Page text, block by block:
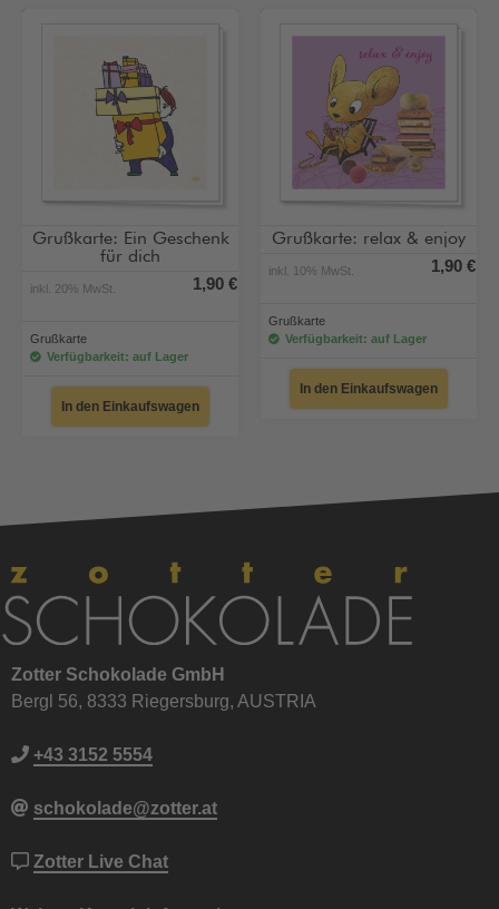
Grußkarte: Ein Geschenk
für dich
inkl. 20% MwSt. 1,90 €
Grußkarte
Verfügbarkeit: auf Lager
In den Einkaufswagen
Grußkarte: relax & enjoy
inkl. 10% MwSt. 1,90 €
Grußkarte
Verfügbarkeit: auf Lager
In den Einkaufswagen
Zotter Schokolade GmbH
Bergl 56, 8333 Riegersburg, AUSTRIA
+43 3152 5554
schokolade@zotter.at
Zotter Live Chat